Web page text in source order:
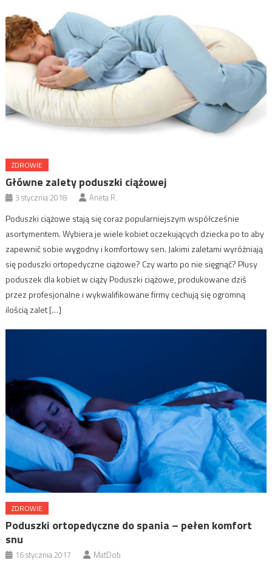
ZDROWIE
Główne zalety poduszki ciążowej
3 stycznia 2018 Aneta R.
Poduszki ciążowe stają się coraz popularniejszym współcześnie
asortymentem. Wybiera je wiele kobiet oczekujących dziecka po to aby
zapewnić sobie wygodny i komfortowy sen. Jakimi zaletami wyróżniają
się poduszki ortopedyczne ciążowe? Czy warto po nie sięgnąć? Plusy
poduszek dla kobiet w ciąży Poduszki ciążowe, produkowane dziś
przez profesjonalne i wykwalifikowane firmy cechują się ogromną
ilością zalet […]
ZDROWIE
Poduszki ortopedyczne do spania – pełen komfort
snu
16 stycznia 2017 MatDob